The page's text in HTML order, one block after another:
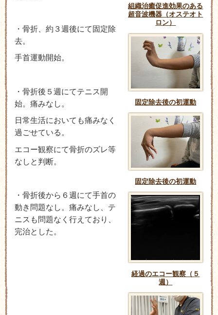
組織治癒促進効果のある
超音波機器（オステオト
ロン）
固定除去後の初運動
固定除去後の初運動
経過のエコー観察（５
週）
・骨折、約３週後にて固定除
去。
手首運動開始。
・骨折後５週にてテニス開
始。痛みなし。
日常生活においても痛みなく
過ごせている。
エコー観察にて骨折のズレ等
なしと判断。
・骨折後から６週にて手首の
動き問題なし。痛みなし、テ
ニスも問題なく行えており、
完治とした。